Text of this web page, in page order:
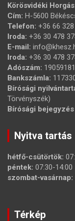
Körösvidéki
Cím: H-5600
Telefon: +36 66
Iroda: +36 30 478
E-mail:
Iroda: +36 30 478
Adószám:
Bankszámla:
Bírósági
Törvényszék)
Bírósági bejegyzés
Nyitva tartás
hétfő-csütörtök:
péntek: 07:30-14:00
szombat-vasárnap:
Térkép